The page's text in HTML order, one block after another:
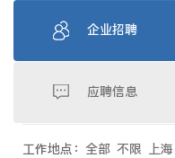
企业招聘
应聘信息
工作地点： 全部 不限 上海